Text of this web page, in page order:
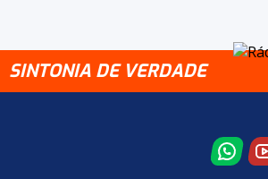
SINTONIA DE VERDADE